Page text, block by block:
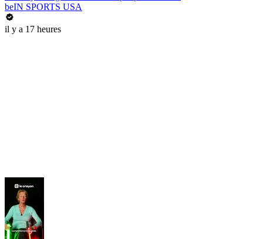
beIN SPORTS USA
il y a 17 heures